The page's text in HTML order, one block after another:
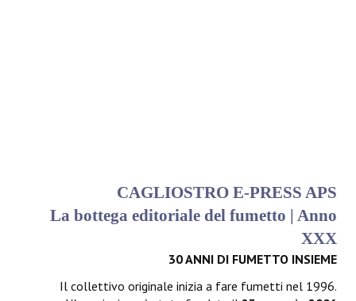
CAGLIOSTRO E-PRESS APS
La bottega editoriale del fumetto | Anno
XXX
30 ANNI DI FUMETTO INSIEME
Il collettivo originale inizia a fare fumetti nel 1996.